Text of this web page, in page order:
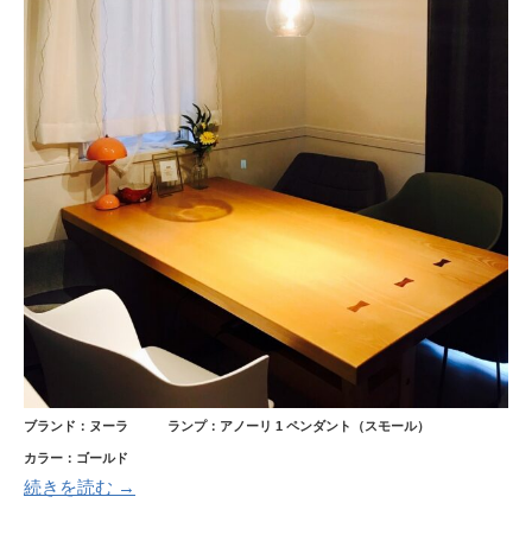
ブランド：ヌーラ ランプ：アノーリ 1 ペンダント（スモール）
カラー：ゴールド
続きを読む →